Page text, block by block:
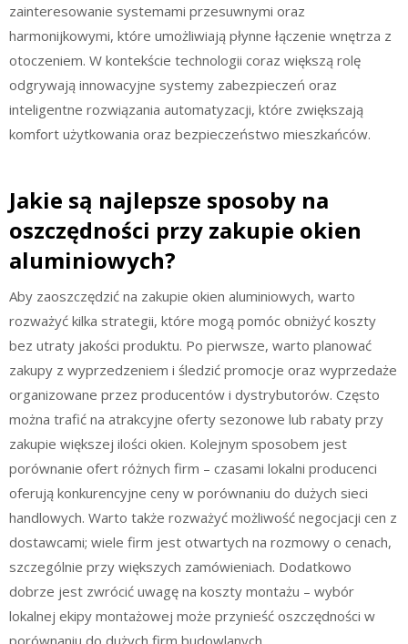
zainteresowanie systemami przesuwnymi oraz
harmonijkowymi, które umożliwiają płynne łączenie wnętrza z
otoczeniem. W kontekście technologii coraz większą rolę
odgrywają innowacyjne systemy zabezpieczeń oraz
inteligentne rozwiązania automatyzacji, które zwiększają
komfort użytkowania oraz bezpieczeństwo mieszkańców.
Jakie są najlepsze sposoby na
oszczędności przy zakupie okien
aluminiowych?
Aby zaoszczędzić na zakupie okien aluminiowych, warto
rozważyć kilka strategii, które mogą pomóc obniżyć koszty
bez utraty jakości produktu. Po pierwsze, warto planować
zakupy z wyprzedzeniem i śledzić promocje oraz wyprzedaże
organizowane przez producentów i dystrybutorów. Często
można trafić na atrakcyjne oferty sezonowe lub rabaty przy
zakupie większej ilości okien. Kolejnym sposobem jest
porównanie ofert różnych firm – czasami lokalni producenci
oferują konkurencyjne ceny w porównaniu do dużych sieci
handlowych. Warto także rozważyć możliwość negocjacji cen z
dostawcami; wiele firm jest otwartych na rozmowy o cenach,
szczególnie przy większych zamówieniach. Dodatkowo
dobrze jest zwrócić uwagę na koszty montażu – wybór
lokalnej ekipy montażowej może przynieść oszczędności w